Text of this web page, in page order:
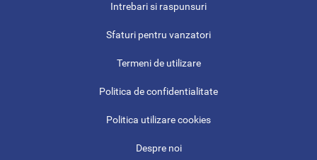
Intrebari si raspunsuri
Sfaturi pentru vanzatori
Termeni de utilizare
Politica de confidentialitate
Politica utilizare cookies
Despre noi